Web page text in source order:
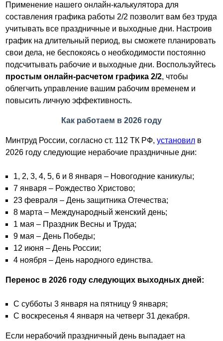
Применение нашего онлайн-калькулятора для
составления графика работы 2/2 позволит вам без труда
учитывать все праздничные и выходные дни. Настроив
график на длительный период, вы сможете планировать
свои дела, не беспокоясь о необходимости постоянно
подсчитывать рабочие и выходные дни. Воспользуйтесь
простым онлайн-расчетом графика 2/2, чтобы
облегчить управление вашим рабочим временем и
повысить личную эффективность.
Как работаем в 2026 году
Минтруд России, согласно ст. 112 ТК РФ,установил в
2026 году следующие нерабочие праздничные дни:
1, 2, 3, 4, 5, 6 и 8 января – Новогодние каникулы;
7 января – Рождество Христово;
23 февраля – День защитника Отечества;
8 марта – Международный женский день;
1 мая – Праздник Весны и Труда;
9 мая – День Победы;
12 июня – День России;
4 ноября – День народного единства.
Перенос в 2026 году следующих выходных дней:
С субботы 3 января на пятницу 9 января;
С воскресенья 4 января на четверг 31 декабря.
Если нерабочий праздничный день выпадает на